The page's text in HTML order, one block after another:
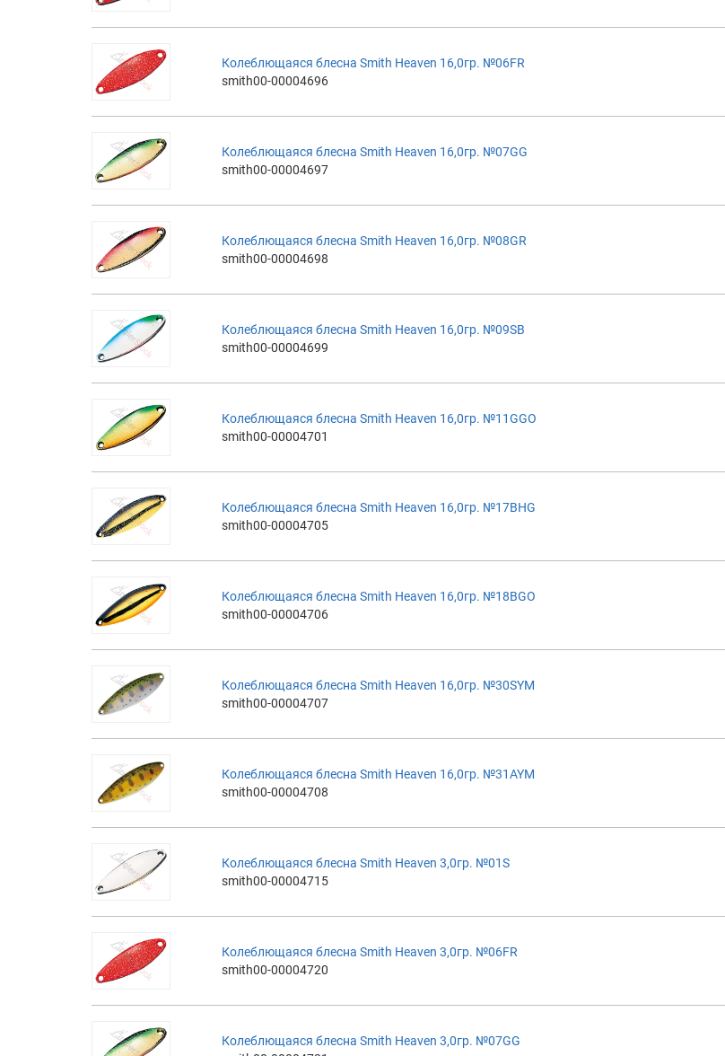
Колеблющаяся блесна Smith Heaven 16,0гр. №06FR
smith00-00004696
Колеблющаяся блесна Smith Heaven 16,0гр. №07GG
smith00-00004697
Колеблющаяся блесна Smith Heaven 16,0гр. №08GR
smith00-00004698
Колеблющаяся блесна Smith Heaven 16,0гр. №09SB
smith00-00004699
Колеблющаяся блесна Smith Heaven 16,0гр. №11GGO
smith00-00004701
Колеблющаяся блесна Smith Heaven 16,0гр. №17BHG
smith00-00004705
Колеблющаяся блесна Smith Heaven 16,0гр. №18BGO
smith00-00004706
Колеблющаяся блесна Smith Heaven 16,0гр. №30SYM
smith00-00004707
Колеблющаяся блесна Smith Heaven 16,0гр. №31AYM
smith00-00004708
Колеблющаяся блесна Smith Heaven 3,0гр. №01S
smith00-00004715
Колеблющаяся блесна Smith Heaven 3,0гр. №06FR
smith00-00004720
Колеблющаяся блесна Smith Heaven 3,0гр. №07GG